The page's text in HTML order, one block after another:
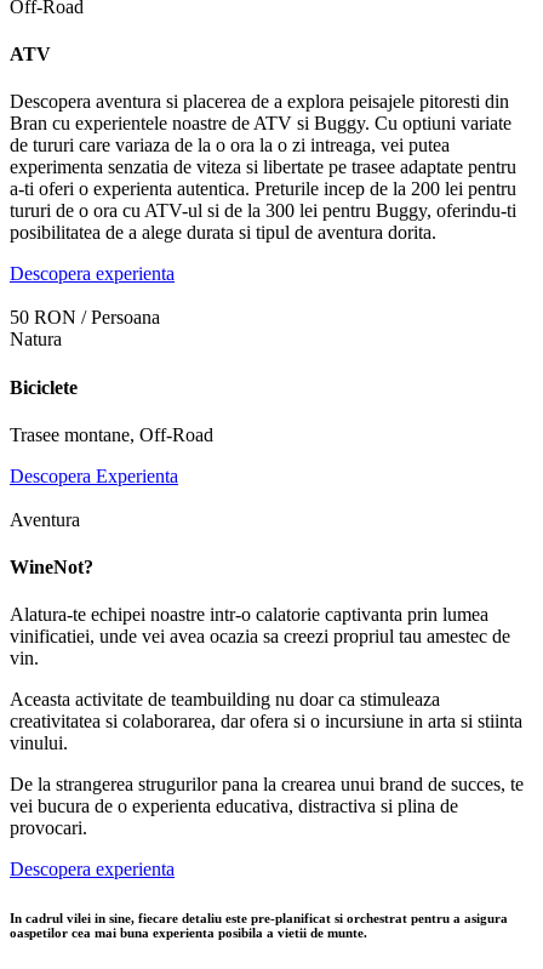
Off-Road
ATV
Descopera aventura si placerea de a explora peisajele pitoresti din
Bran cu experientele noastre de ATV si Buggy. Cu optiuni variate
de tururi care variaza de la o ora la o zi intreaga, vei putea
experimenta senzatia de viteza si libertate pe trasee adaptate pentru
a-ti oferi o experienta autentica. Preturile incep de la 200 lei pentru
tururi de o ora cu ATV-ul si de la 300 lei pentru Buggy, oferindu-ti
posibilitatea de a alege durata si tipul de aventura dorita.
Descopera experienta
50 RON / Persoana
Natura
Biciclete
Trasee montane, Off-Road
Descopera Experienta
Aventura
WineNot?
Alatura-te echipei noastre intr-o calatorie captivanta prin lumea
vinificatiei, unde vei avea ocazia sa creezi propriul tau amestec de
vin.
Aceasta activitate de teambuilding nu doar ca stimuleaza
creativitatea si colaborarea, dar ofera si o incursiune in arta si stiinta
vinului.
De la strangerea strugurilor pana la crearea unui brand de succes, te
vei bucura de o experienta educativa, distractiva si plina de
provocari.
Descopera experienta
In cadrul vilei in sine, fiecare detaliu este pre-planificat si orchestrat pentru a asigura
oaspetilor cea mai buna experienta posibila a vietii de munte.